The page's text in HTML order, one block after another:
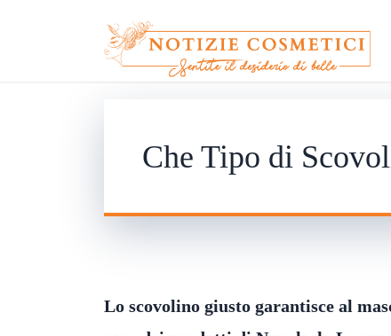
Che Tipo di
Lo scovolino giusto garantisce al